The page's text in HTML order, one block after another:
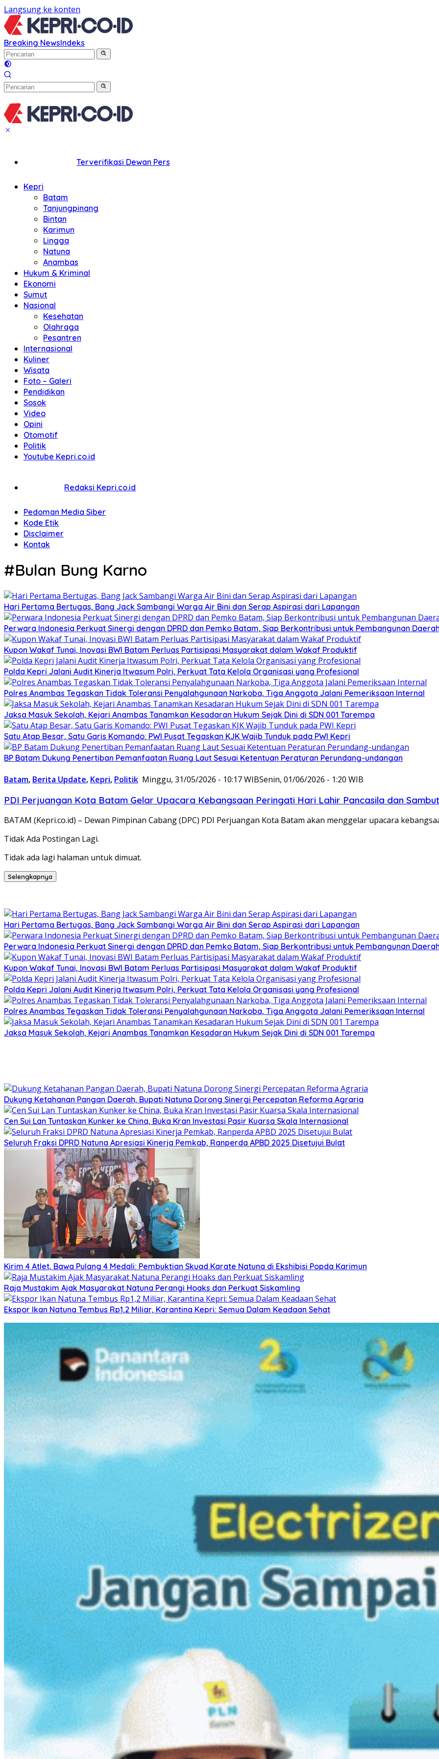
Langsung ke konten
Breaking NewsIndeks
Terverifikasi Dewan Pers
Kepri
Batam
Tanjungpinang
Bintan
Karimun
Lingga
Natuna
Anambas
Hukum & Kriminal
Ekonomi
Sumut
Nasional
Kesehatan
Olahraga
Pesantren
Internasional
Kuliner
Wisata
Foto – Galeri
Pendidikan
Sosok
Video
Opini
Otomotif
Politik
Youtube Kepri.co.id
Redaksi Kepri.co.id
Pedoman Media Siber
Kode Etik
Disclaimer
Kontak
#Bulan Bung Karno
Hari Pertama Bertugas, Bang Jack Sambangi Warga Air Bini dan Serap Aspirasi dari Lapangan
Perwara Indonesia Perkuat Sinergi dengan DPRD dan Pemko Batam, Siap Berkontribusi untuk Pembangunan
Kupon Wakaf Tunai, Inovasi BWI Batam Perluas Partisipasi Masyarakat dalam Wakaf Produktif
Polda Kepri Jalani Audit Kinerja Itwasum Polri, Perkuat Tata Kelola Organisasi yang Profesional
Polres Anambas Tegaskan Tidak Toleransi Penyalahgunaan Narkoba, Tiga Anggota Jalani Pemeriksaan Internal
Jaksa Masuk Sekolah, Kejari Anambas Tanamkan Kesadaran Hukum Sejak Dini di SDN 001 Tarempa
Satu Atap Besar, Satu Garis Komando: PWI Pusat Tegaskan KJK Wajib Tunduk pada PWI Kepri
BP Batam Dukung Penertiban Pemanfaatan Ruang Laut Sesuai Ketentuan Peraturan Perundang-undangan
Batam, Berita Update, Kepri, Politik Minggu, 31/05/2026 - 10:17 WIBSenin, 01/06/2026 - 1:20 WIB
PDI Perjuangan Kota Batam Gelar Upacara Kebangsaan Peringati Hari Lahir Pancasila dan
BATAM (Kepri.co.id) – Dewan Pimpinan Cabang (DPC) PDI Perjuangan Kota Batam akan menggelar upacara
Tidak Ada Postingan Lagi.
Tidak ada lagi halaman untuk dimuat.
Selengkapnya
Hari Pertama Bertugas, Bang Jack Sambangi Warga Air Bini dan Serap Aspirasi dari Lapangan
Perwara Indonesia Perkuat Sinergi dengan DPRD dan Pemko Batam, Siap Berkontribusi untuk Pembangunan
Kupon Wakaf Tunai, Inovasi BWI Batam Perluas Partisipasi Masyarakat dalam Wakaf Produktif
Polda Kepri Jalani Audit Kinerja Itwasum Polri, Perkuat Tata Kelola Organisasi yang Profesional
Polres Anambas Tegaskan Tidak Toleransi Penyalahgunaan Narkoba, Tiga Anggota Jalani Pemeriksaan Internal
Jaksa Masuk Sekolah, Kejari Anambas Tanamkan Kesadaran Hukum Sejak Dini di SDN 001 Tarempa
Dukung Ketahanan Pangan Daerah, Bupati Natuna Dorong Sinergi Percepatan Reforma Agraria
Cen Sui Lan Tuntaskan Kunker ke China, Buka Kran Investasi Pasir Kuarsa Skala Internasional
Seluruh Fraksi DPRD Natuna Apresiasi Kinerja Pemkab, Ranperda APBD 2025 Disetujui Bulat
Kirim 4 Atlet, Bawa Pulang 4 Medali: Pembuktian Skuad Karate Natuna di Ekshibisi Popda Karimun
Raja Mustakim Ajak Masyarakat Natuna Perangi Hoaks dan Perkuat Siskamling
Ekspor Ikan Natuna Tembus Rp1,2 Miliar, Karantina Kepri: Semua Dalam Keadaan Sehat